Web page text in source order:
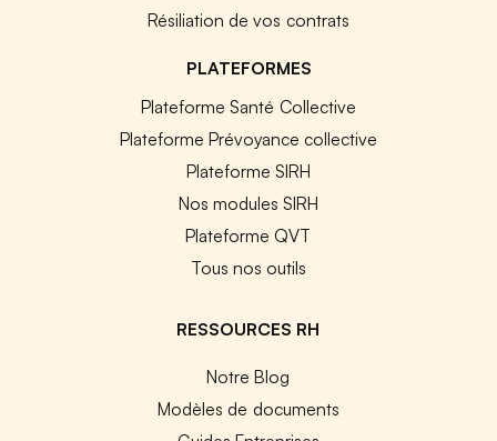
Résiliation de vos contrats
PLATEFORMES
Plateforme Santé Collective
Plateforme Prévoyance collective
Plateforme SIRH
Nos modules SIRH
Plateforme QVT
Tous nos outils
RESSOURCES RH
Notre Blog
Modèles de documents